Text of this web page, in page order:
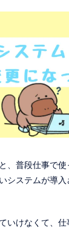
、普段仕事で
システムが導
いけなくて、